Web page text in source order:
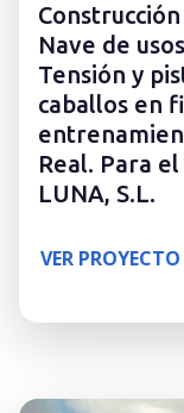
Nave de
Tensión y
caballos en
Real. Para
LUNA, S.L.
VER PROYECTO